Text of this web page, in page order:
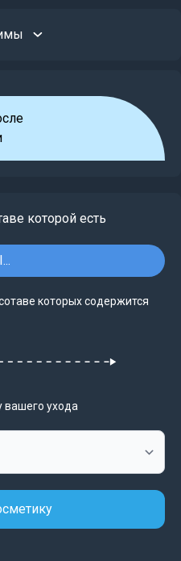
которой есть
которых содержится
вашего ухода